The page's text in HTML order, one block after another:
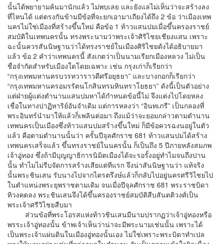
นั้นได้พยายามค้นมานักแล้ว ไม่พบเลย และยังแลไม่เห็นว่าจะสร้างลง
ที่ไหนได้ แต่ตรงกันข้ามมีข้อที่จะยกเอามาเถียงได้ถึง 2 ข้อ ว่าเมืองเทพ
นครไม่ใช่เมืองที่สร้างขึ้นใหม่ คือข้อ 1 ท้าวแสนปมเมื่อขึ้นครองราชย์
สมบัติในเทพนครนั้น ทรงพระนามว่าพระเจ้าศิริไชยเชียงแสน เพราะ
ฉะนั้นควรสันนิษฐานว่าได้ทรงราชย์ในเมืองศิริไชยดังได้อธิบายมา
แล้ว ข้อ 2 คำว่าเทพนครนี้ สังเกตว่าเป็นนามเรียกเมืองหลวง ไม่เป็น
ชื่อจำกัดสำหรับเมืองใดโดยเฉพาะ เช่น กรุงเก่าก็เรียกว่า
“กรุงเทพมหานครบวรทวาราวดีศรีอยุธยา” และบางกอกก็เรียกว่า
“กรุงเทพมหานครอมรรัตนโกสินทรมหินทราโยธยา” ดังนี้เป็นตัวอย่าง
แต่ฝ่ายผู้แต่งตำนานแสนปมหาได้กำหนดข้อนี้ไม่ จึงแต่งไปโดยหลง
เชื่อในทางปาฏิหาริย์อันจำเดิม แต่การหลงว่า “อินทเภรี” เป็นกลองที่
พระอินทร์นำมาให้แล้วก็เพลินต่อมา ถึงแม้ว่าจะยอมกล่าวตามตำนาน
เทพนครเป็นเมืองซึ่งท้าวแสนปมสร้างขึ้นใหม่ ก็มีข้อควรฉงนอยู่ในตัว
แล้ว คือตามตำนานนั้นว่า ครั้นปีจุลศักราช 681 ท้าวแสนปมได้สร้าง
เทพนครเสร็จแล้ว ขึ้นทรงราชย์ในนครนั้น ก็เป็นถึง 5 ปีภายหลังสมภพ
เจ้าอู่ทอง ซึ่งถ้ามีบุญญาธิการนิมิตเมืองได้จะรอรั้งอยู่ทำไมจนถึงปาน
นั้น ทำไมไม่รีบจัดการสร้างเสียแต่ทีแรก จึงน่าสันนิษฐานว่า แท้จริง
นั้นพระชินเสน รับนางไปจากไตรตรึงษ์แล้วก็กลับไปอยู่นครศรีวิไชยไป
ในตำแหน่งพระยุพราชตามเดิม จนเมื่อปีจุลศักราช 681 พระราชบิดา
ทิวงคตลง พระชินเสนจึงได้ขึ้นครองราชย์สมบัติสืบสันตติวงศ์เป็น
พระเจ้าศรีวิไชยสืบมา
ส่วนข้อที่พระโอรสแห่งท้าวชินเสนมีนามปรากฏว่าเจ้าอู่ทองหรือ
พรระเจ้าอู่ทองนั้น ข้าพเจ้าเห็นว่าน่าจะมีพระนามเช่นนั้น เพราะได้
เป็นพระเจ้าแผ่นดินในเมืองอู่ทองนั้นเอง ไม่ใช่เพราะพระบิดาทำเปล